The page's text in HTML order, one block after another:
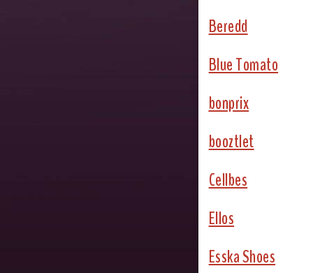
Beredd
Blue Tomato
bonprix
booztlet
Cellbes
Ellos
Esska Shoes